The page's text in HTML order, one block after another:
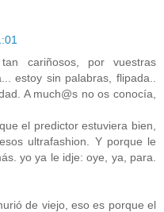
cariñosos, por vuestras
estoy sin palabras, flipada..
A much@s no os conocía,
el predictor estuviera bien,
ultrafashion. Y porque le
yo ya le idje: oye, ya, para.
de viejo, eso es porque el